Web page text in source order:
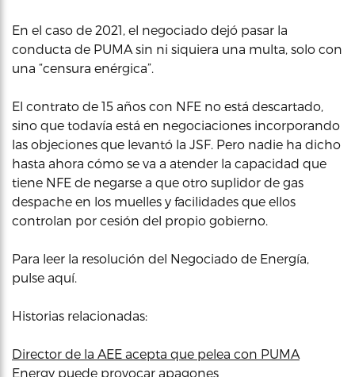
En el caso de 2021, el negociado dejó pasar la
conducta de PUMA sin ni siquiera una multa, solo con
una “censura enérgica”.
El contrato de 15 años con NFE no está descartado,
sino que todavía está en negociaciones incorporando
las objeciones que levantó la JSF. Pero nadie ha dicho
hasta ahora cómo se va a atender la capacidad que
tiene NFE de negarse a que otro suplidor de gas
despache en los muelles y facilidades que ellos
controlan por cesión del propio gobierno.
Para leer la resolución del Negociado de Energía,
pulse aquí.
Historias relacionadas:
Director de la AEE acepta que pelea con PUMA
Energy puede provocar apagones